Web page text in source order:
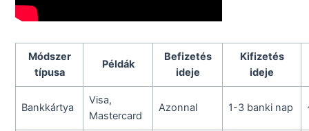
Módszer
típusa
Példák
Befizetés
ideje
Kifizetés
ideje
Bankkártya
Visa,
Mastercard
Azonnal 1-3 banki nap